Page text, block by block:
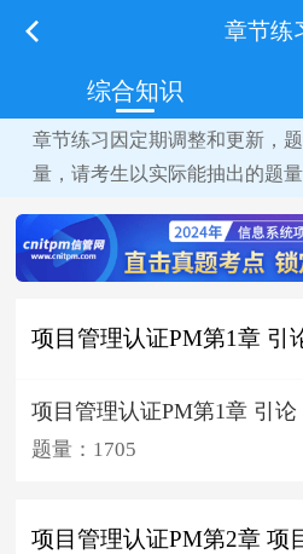
章节练
综合知识
章节练习因定期调整和更新，
量，请考生以实际能抽出的题
项目管理认证PM第1章 引
项目管理认证PM第1章 引论
题量：1705
项目管理认证PM第2章 项